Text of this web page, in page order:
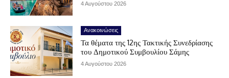
4 Αυγούστου 2026
Ανακοινώσεις
Τα θέματα της 12ης Τακτικής Συνεδρίασης
του Δημοτικού Συμβουλίου Σάμης
4 Αυγούστου 2026